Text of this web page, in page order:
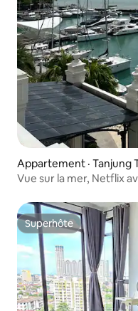
Appartement · Tanjung
Vue sur la mer, Netflix
Superhôte
Superhôte